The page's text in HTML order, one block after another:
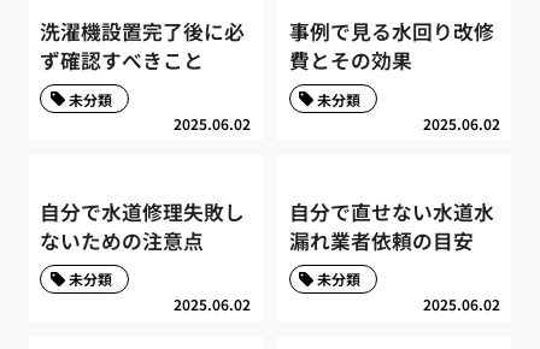
洗濯機設置完了後に必
ず確認すべきこと
2025.06.02
未分類
事例で見る水回り改修
費とその効果
2025.06.02
未分類
自分で水道修理失敗し
ないための注意点
2025.06.02
未分類
自分で直せない水道水
漏れ業者依頼の目安
2025.06.02
未分類